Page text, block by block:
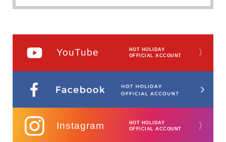
YouTube
HOT HOLIDAY
OFFICIAL ACCOUNT
〉
Instagram
HOT HOLIDAY
OFFICIAL ACCOUNT
〉